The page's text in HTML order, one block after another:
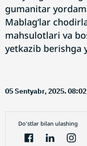
gumanitar
Mablag‘lar
mahsulotlari va
yetkazib berishga
05 Sentyabr, 2025. 08:02
Do'stlar bilan ulashing